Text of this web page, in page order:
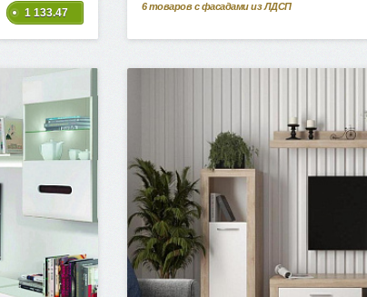
1 133.47 6 товаров с фасадами из ЛДСП